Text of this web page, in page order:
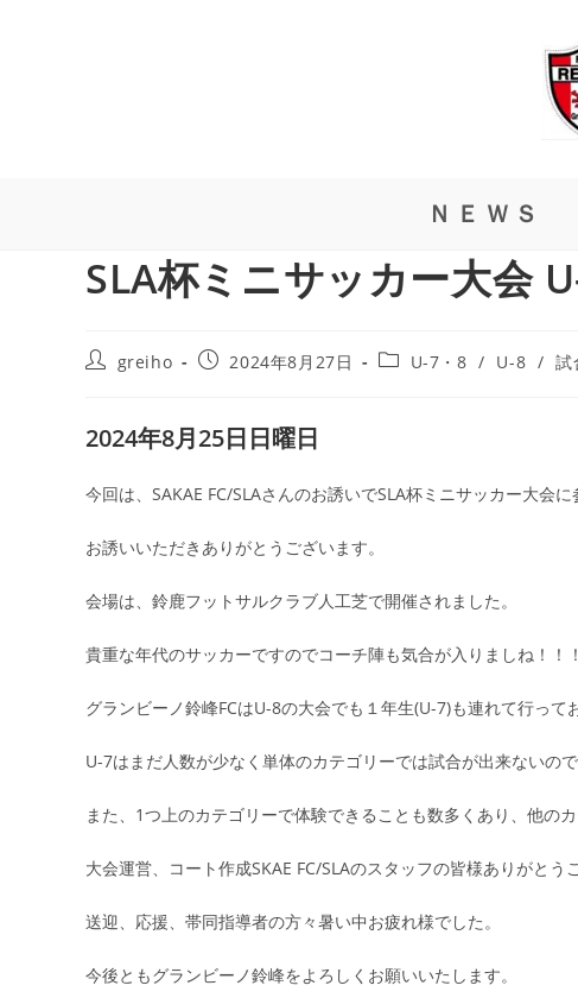
ＮＥＷＳ
SLA杯ミニサッカー大会
greiho 2024年8月27日 U-7・8 / U-8 / 試
2024年8月25日日曜日
今回は、SAKAE FC/SLAさんのお誘いでSLA杯ミニサッカー大会に
お誘いいただきありがとうございます。
会場は、鈴鹿フットサルクラブ人工芝で開催されました。
貴重な年代のサッカーですのでコーチ陣も気合が入りましね！！！
グランビーノ鈴峰FCはU-8の大会でも１年生(U-7)も連れて行って
U-7はまだ人数が少なく単体のカテゴリーでは試合が出来ないの
また、1つ上のカテゴリーで体験できることも数多くあり、他の
大会運営、コート作成SKAE FC/SLAのスタッフの皆様ありがとう
送迎、応援、帯同指導者の方々暑い中お疲れ様でした。
今後ともグランビーノ鈴峰をよろしくお願いいたします。